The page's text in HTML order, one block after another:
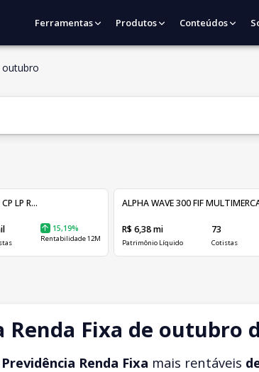
Ferramentas Produtos Conteúdos
outubro
LP R...
15,19%
Rentabilidade 12M
ALPHA WAVE 300 FIF
R$ 6,38 mi
Patrimônio Líquido
73
Cotistas
Fixa de outubro
Previdência Renda Fixa mais rentáveis